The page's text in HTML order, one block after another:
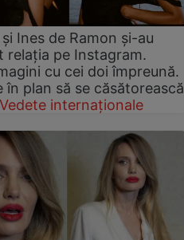
Ines de Ramon și-au
relația pe Instagram.
cu cei doi împreună.
în plan să se căsătorească
Vedete internaționale